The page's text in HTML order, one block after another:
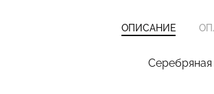
ОПИСАНИЕ